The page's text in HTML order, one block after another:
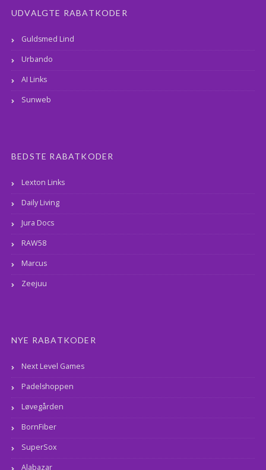
UDVALGTE RABATKODER
Guldsmed Lind
Urbando
AI Links
Sunweb
BEDSTE RABATKODER
Lexton Links
Daily Living
Jura Docs
RAW58
Marcus
Zeejuu
NYE RABATKODER
Next Level Games
Padelshoppen
Løvegården
BornFiber
SuperSox
Alabazar